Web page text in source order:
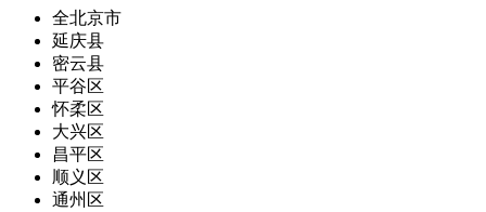
全北京市
延庆县
密云县
平谷区
怀柔区
大兴区
昌平区
顺义区
通州区